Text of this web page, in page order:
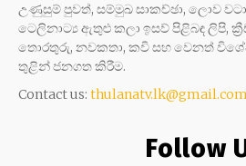
උණුසුම් පුවත්, සම්මුඛ සාකච්ඡා, ලොව වටා
ටෙලිනාට්‍ය ඇතුළු කලා ඉසව් පිළිබඳ ලිපි,
තොරතුරු, නවකතා, කවි සහ වෙනත්
තුළින් ජනගත කිරීම.
Contact us: thulanatv.lk@gmail.com
Follow